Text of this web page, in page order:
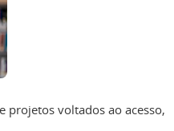
projetos voltados ao acesso,